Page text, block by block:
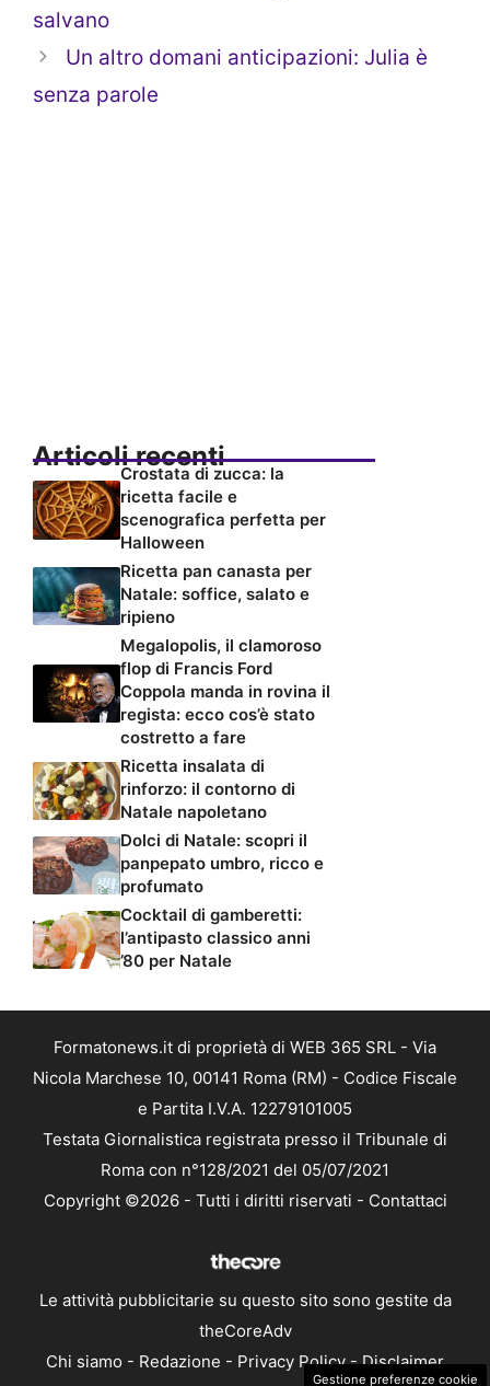
salvano
Un altro domani anticipazioni: Julia è
senza parole
Articoli recenti
Crostata di zucca: la
ricetta facile e
scenografica perfetta per
Halloween
Ricetta pan canasta per
Natale: soffice, salato e
ripieno
Megalopolis, il clamoroso
flop di Francis Ford
Coppola manda in rovina il
regista: ecco cos’è stato
costretto a fare
Ricetta insalata di
rinforzo: il contorno di
Natale napoletano
Dolci di Natale: scopri il
panpepato umbro, ricco e
profumato
Cocktail di gamberetti:
l’antipasto classico anni
’80 per Natale
Formatonews.it di proprietà di WEB 365 SRL - Via
Nicola Marchese 10, 00141 Roma (RM) - Codice Fiscale
e Partita I.V.A. 12279101005
Testata Giornalistica registrata presso il Tribunale di
Roma con n°128/2021 del 05/07/2021
Copyright ©2026 - Tutti i diritti riservati - Contattaci
Le attività pubblicitarie su questo sito sono gestite da
theCoreAdv
Chi siamo - Redazione - Privacy Policy-Disclaimer
Gestione preferenze cookie